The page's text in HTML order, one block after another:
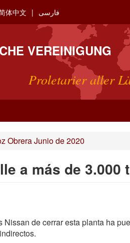
体中文 فارسی
VEREINIGUNG
Proletarier aller
Obrera Junio de 2020
a más de 3.000
de cerrar esta planta ha